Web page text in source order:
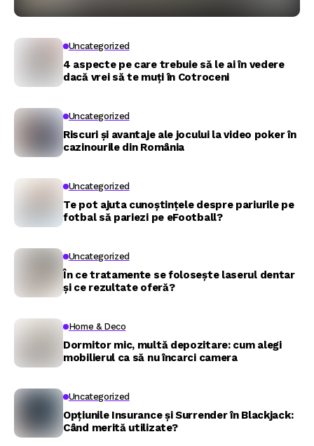
Uncategorized
4 aspecte pe care trebuie să le ai în vedere
dacă vrei să te muți în Cotroceni
Uncategorized
Riscuri și avantaje ale jocului la video poker în
cazinourile din România
Uncategorized
Te pot ajuta cunoștințele despre pariurile pe
fotbal să pariezi pe eFootball?
Uncategorized
În ce tratamente se folosește laserul dentar
și ce rezultate oferă?
Home & Deco
Dormitor mic, multă depozitare: cum alegi
mobilierul ca să nu încarci camera
Uncategorized
Opțiunile Insurance și Surrender în Blackjack:
Când merită utilizate?